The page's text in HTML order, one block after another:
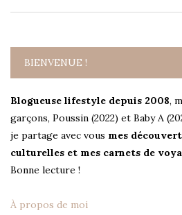
BIENVENUE !
Blogueuse lifestyle depuis 2008,
garçons, Poussin (2022) et Baby A
je partage avec vous mes
culturelles et mes carnets de
Bonne lecture !
À propos de moi